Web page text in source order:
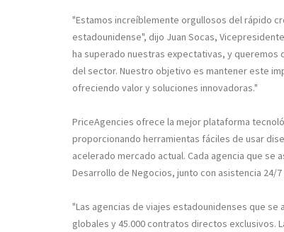
"Estamos increíblemente orgullosos del rápido
estadounidense", dijo Juan Socas,
ha superado nuestras expectativas, y queremos
del sector. Nuestro objetivo es mantener este
ofreciendo valor y soluciones innovadoras."
PriceAgencies ofrece la mejor plataforma
proporcionando herramientas fáciles de usar
acelerado mercado actual. Cada agencia que
Desarrollo de Negocios, junto con asistencia
"Las agencias de viajes estadounidenses que se
globales y 45.000 contratos directos exclusivos.